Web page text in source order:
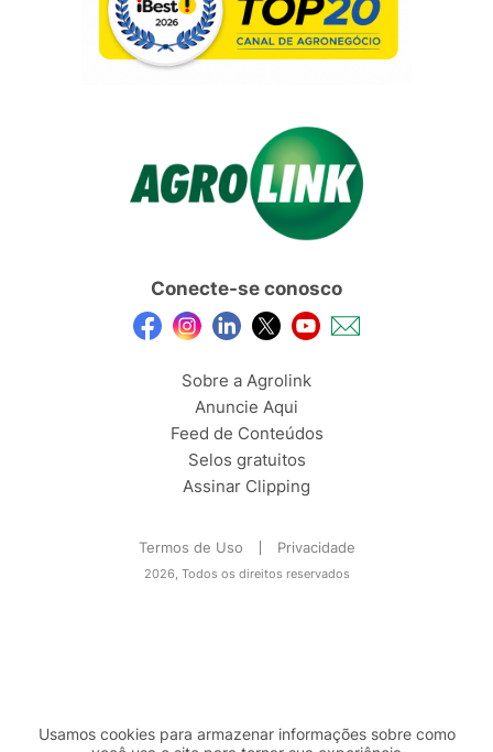
Conecte-se conosco
Sobre a Agrolink
Anuncie Aqui
Feed de Conteúdos
Selos gratuitos
Assinar Clipping
Termos de Uso Privacidade
2026, Todos os direitos reservados
Usamos cookies para armazenar informações sobre como